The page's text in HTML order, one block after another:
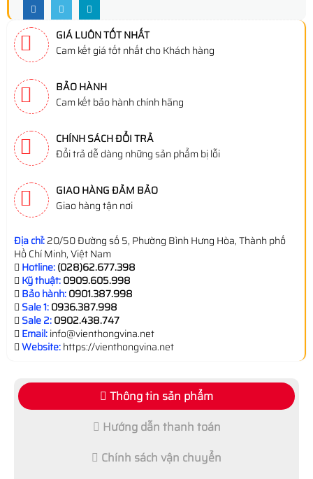
GIÁ LUÔN TỐT NHẤT
Cam kết giá tốt nhất cho Khách hàng
BẢO HÀNH
Cam kết bảo hành chính hãng
CHÍNH SÁCH ĐỔI TRẢ
Đổi trả dễ dàng những sản phẩm bị lỗi
GIAO HÀNG ĐẢM BẢO
Giao hàng tận nơi
Địa chỉ:20/50 Đường số 5, Phường Bình Hưng Hòa, Thành phố
Hồ Chí Minh, Việt Nam
Hotline:(028)62.677.398
Kỹ thuật:0909.605.998
Bảo hành:0901.387.998
Sale 1:0936.387.998
Sale 2:0902.438.747
Email:info@vienthongvina.net
Website:https://vienthongvina.net
Thông tin sản phẩm
Hướng dẫn thanh toán
Chính sách vận chuyển